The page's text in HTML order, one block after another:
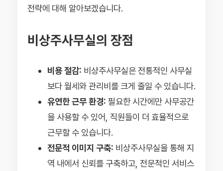
전략에 대해 알아보겠습니다.
비상주사무실의 장점
비용 절감: 비상주사무실은 전통적인 사무실
보다 월세와 관리비를 크게 줄일 수 있습니다.
유연한 근무 환경: 필요한 시간에만 사무공간
을 사용할 수 있어, 직원들이 더 효율적으로
근무할 수 있습니다.
전문적 이미지 구축: 비상주사무실을 통해 지
역 내에서 신뢰를 구축하고, 전문적인 서비스